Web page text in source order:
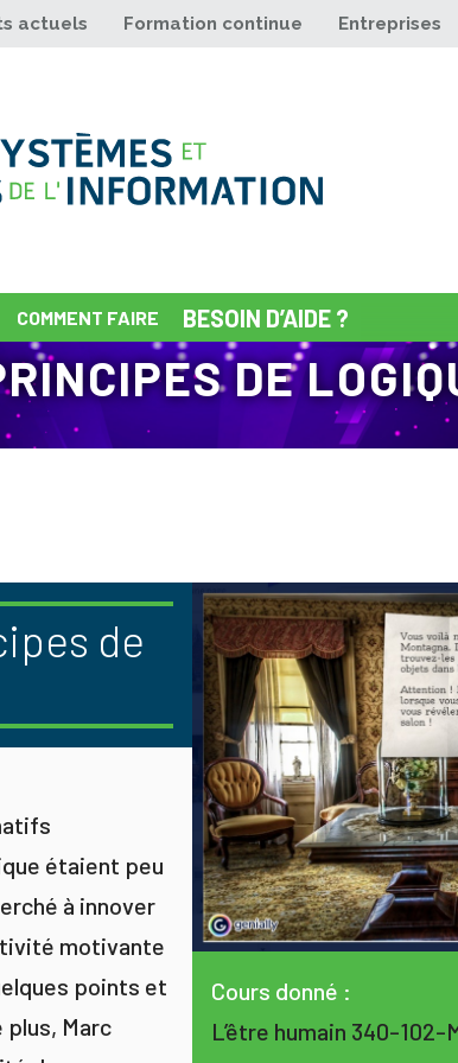
actuels Formation continue Entreprises
COMMENT FAIRE BESOIN D’AIDE ?
DE
de
étaient peu
à innover
motivante
points et
Marc
Cours donné :
L’être humain 340-102-